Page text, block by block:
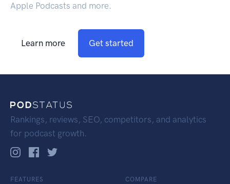
Apple Podcasts and more.
Learn more Get started
Rankings, reviews, SEO, competitors, and analytics
for podcast growth.
FEATURES COMPARE